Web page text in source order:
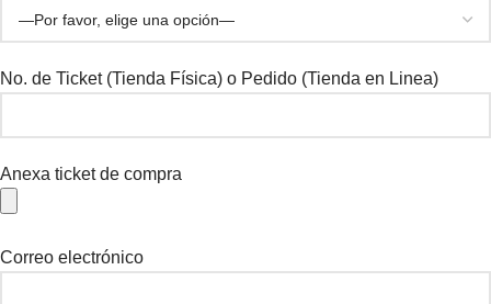
No. de Ticket (Tienda Física) o Pedido (Tienda en Linea)
Anexa ticket de compra
Correo electrónico